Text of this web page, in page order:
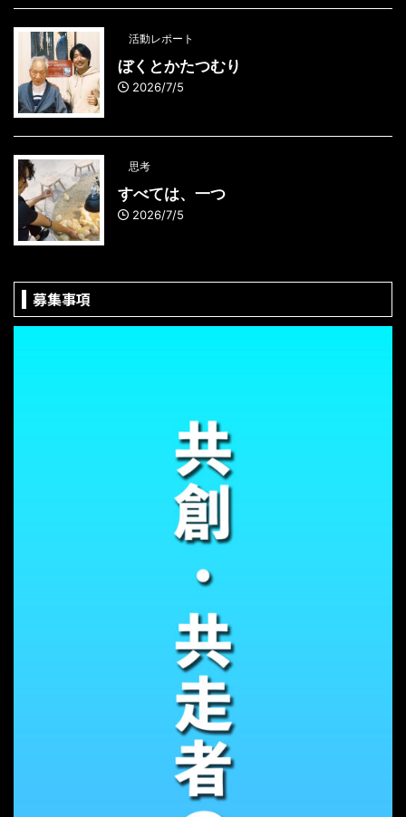
活動レポート
ぼくとかたつむり
2026/7/5
思考
すべては、一つ
2026/7/5
募集事項